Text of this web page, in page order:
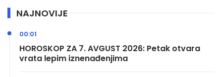
NAJNOVIJE
HOROSKOP ZA 7. AVGUST 2026: Petak otvara
vrata lepim iznenađenjima
00:01